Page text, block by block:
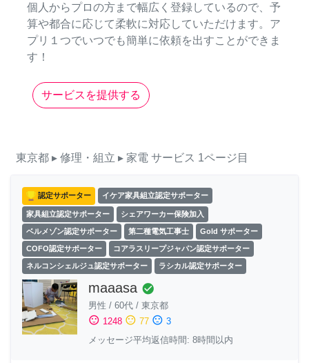
個人からプロの方まで幅広く登録しているので、予
算や都合に応じて柔軟に対応していただけます。ア
プリ１つでいつでも簡単に依頼を出すことができま
す！
サービスを提供する
東京都 ▸ 修理・組立 ▸ 家電 サービス 1ページ目
認定サポーター イケア家具組立認定サポーター
家具組立認定サポーター シェアワーカー保険加入
ベルメゾン認定サポーター 第二種電気工事士 Gold サポーター
COFO認定サポーター コアラスリープジャパン認定サポーター
ネルコンシェルジュ認定サポーター ラシカル認定サポーター
maaasa check_circle
男性 / 60代 / 東京都
sentiment_satisfied 1248 sentiment_neutral 77 sentiment_dissatisfied 3
メッセージ平均返信時間: 8時間以内